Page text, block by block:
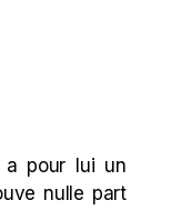
a pour lui un
nulle part